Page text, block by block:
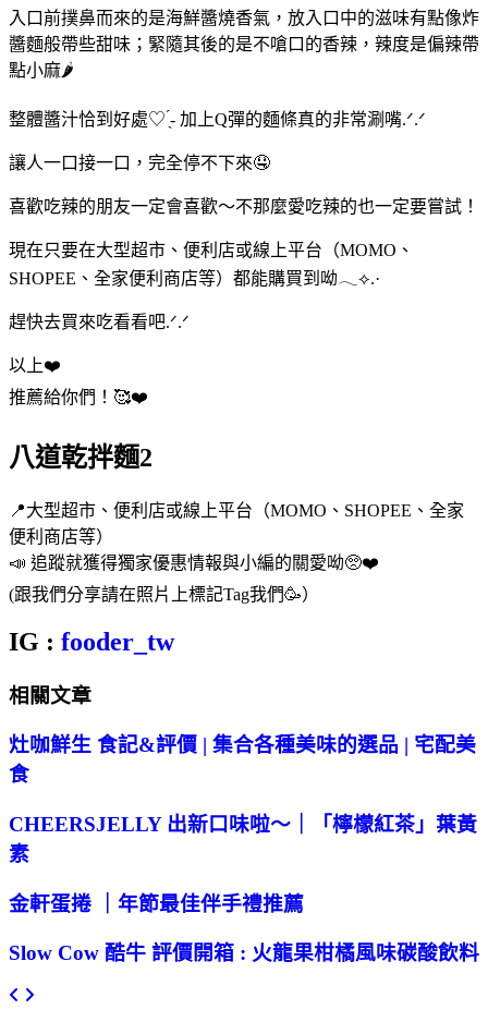
入口前撲鼻而來的是海鮮醬燒香氣，放入口中的滋味有點像炸
醬麵般帶些甜味；緊隨其後的是不嗆口的香辣，辣度是偏辣帶
點小麻🌶️
整體醬汁恰到好處♡ ̖́- 加上Q彈的麵條真的非常涮嘴.ᐟ‪‪‪.ᐟ‪‪‪
讓人一口接一口，完全停不下來🤤
喜歡吃辣的朋友一定會喜歡～不那麼愛吃辣的也一定要嘗試！
現在只要在大型超市、便利店或線上平台（MOMO、
SHOPEE、全家便利商店等）都能購買到呦𓂃⟡.·
趕快去買來吃看看吧.ᐟ‪‪‪.ᐟ‪‪‪
以上❤️
推薦給你們！🥰❤️
八道乾拌麵2
📍大型超市、便利店或線上平台（MOMO、SHOPEE、全家
便利商店等）
📣 追蹤就獲得獨家優惠情報與小編的關愛呦🥺❤️
(跟我們分享請在照片上標記Tag我們🥳）
IG : fooder_tw
相關文章
灶咖鮮生 食記&評價 | 集合各種美味的選品 | 宅配美
食
CHEERSJELLY 出新口味啦～｜「檸檬紅茶」葉黃
素
金軒蛋捲 ｜年節最佳伴手禮推薦
Slow Cow 酷牛 評價開箱 : 火龍果柑橘風味碳酸飲料